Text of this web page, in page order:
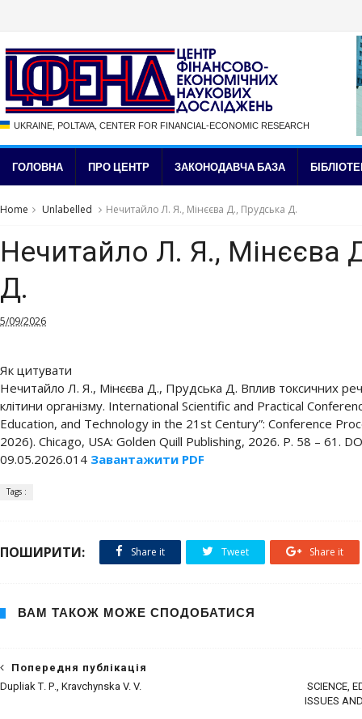
UKRAINE, POLTAVA, CENTER FOR FINANCIAL-ECONOMIC RESEARCH
ГОЛОВНА ПРО ЦЕНТР ЗАКОНОДАВЧА БАЗА
Home Unlabelled Нечитайло Л. Я., Мінєєва Д., Прудська Д.
Нечитайло Л. Я., Мінєєва
Д.
5/09/2026
Як цитувати
Нечитайло Л. Я., Мінєєва Д., Прудська Д. Вплив токсичних
клітини організму. International Scientific and Practical
Education, and Technology in the 21st Century”: Conference
2026). Chicago, USA: Golden Quill Publishing, 2026. P. 58 – 61.
09.05.2026.014 Завантажити PDF
Tags :
ПОШИРИТИ: Share it Tweet Share it
ВАМ ТАКОЖ МОЖЕ СПОДОБАТИСЯ
SCIENCE,
ISSUES
Попередня публікація
Dupliak Т. Р., Kravchynska V. V.